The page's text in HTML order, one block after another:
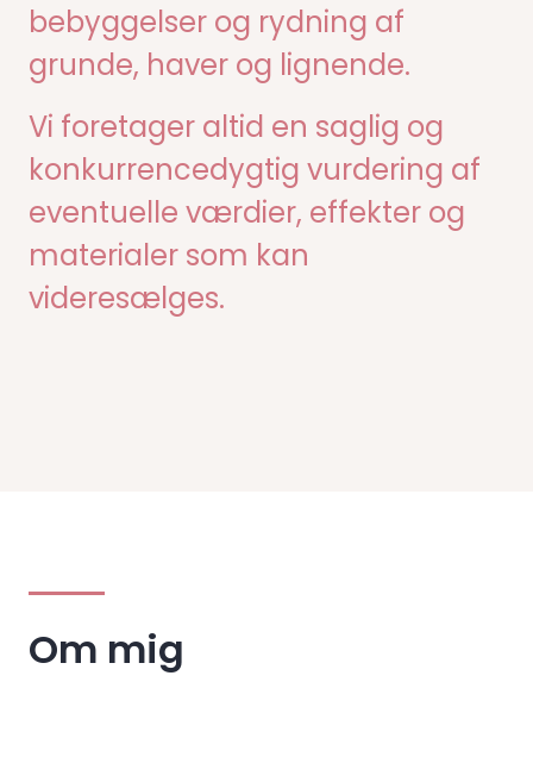
bebyggelser og rydning af
grunde, haver og lignende.
Vi foretager altid en saglig og
konkurrencedygtig vurdering af
eventuelle værdier, effekter og
materialer som kan
videresælges.
Om mig